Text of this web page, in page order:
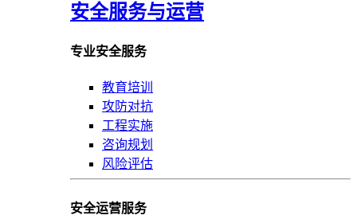
安全服务与运营
专业安全服务
教育培训
攻防对抗
工程实施
咨询规划
风险评估
安全运营服务